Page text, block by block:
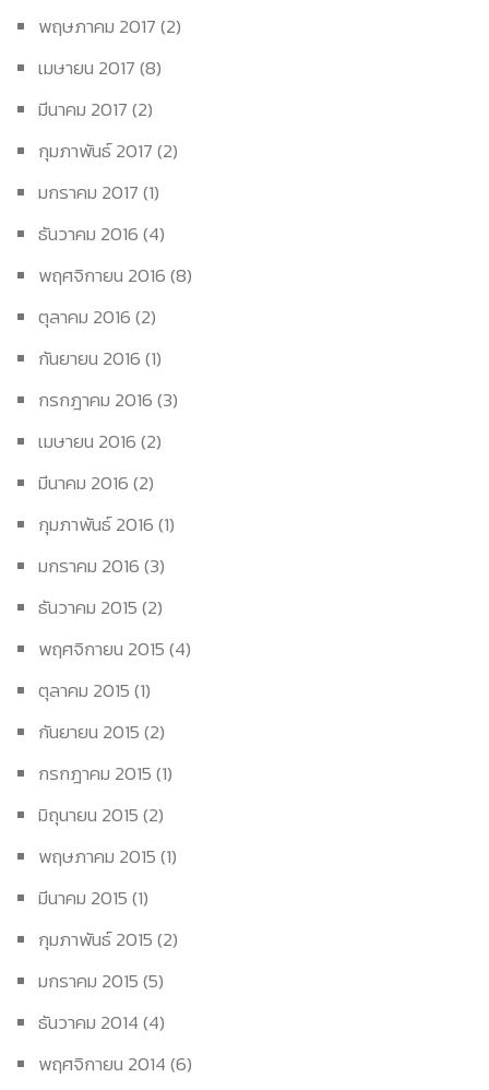
พฤษภาคม 2017(2)
เมษายน 2017(8)
มีนาคม 2017(2)
กุมภาพันธ์ 2017(2)
มกราคม 2017(1)
ธันวาคม 2016(4)
พฤศจิกายน 2016(8)
ตุลาคม 2016(2)
กันยายน 2016(1)
กรกฎาคม 2016(3)
เมษายน 2016(2)
มีนาคม 2016(2)
กุมภาพันธ์ 2016(1)
มกราคม 2016(3)
ธันวาคม 2015(2)
พฤศจิกายน 2015(4)
ตุลาคม 2015(1)
กันยายน 2015(2)
กรกฎาคม 2015(1)
มิถุนายน 2015(2)
พฤษภาคม 2015(1)
มีนาคม 2015(1)
กุมภาพันธ์ 2015(2)
มกราคม 2015(5)
ธันวาคม 2014(4)
พฤศจิกายน 2014(6)